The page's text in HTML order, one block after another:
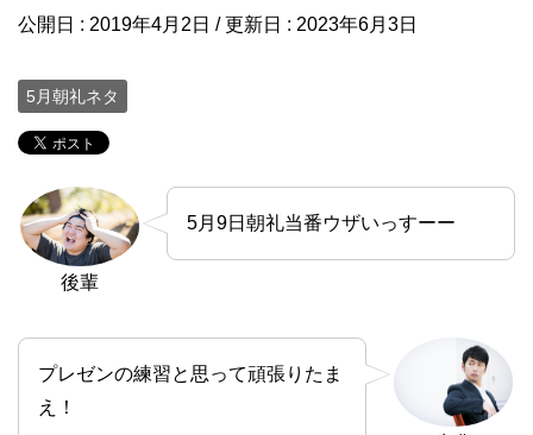
公開日 : 2019年4月2日 / 更新日 : 2023年6月3日
5月朝礼ネタ
後輩
5月9日朝礼当番ウザいっすーー
プレゼンの練習と思って頑張りたま
え！